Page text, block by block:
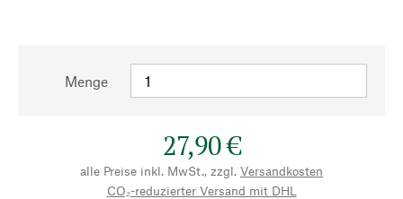
Menge
27,90 €
alle Preise inkl. MwSt., zzgl. Versandkosten
CO₂-reduzierter Versand mit DHL